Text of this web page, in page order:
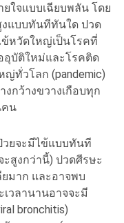
ยใจแบบเฉียบพลัน โดย
แบบทันทีทันใด ปวด
ข้หวัดใหญ่เป็นโรคที่
บัติใหม่และโรคติด
ญ่ทั่วโลก (pandemic)
กว้างขวางเกือบทุก
คน
วยจะมีไข้แบบทันที
สูงกว่านี้) ปวดศีรษะ
มาก และอาจพบ
เวลานานอาจจะมี
bronchitis)